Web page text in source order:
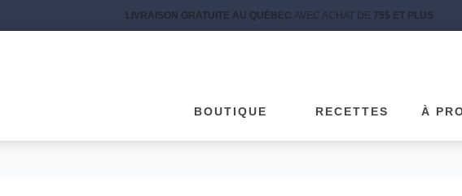
LIVRAISON GRATUITE AU QUÉBEC AVEC ACHAT DE 75$ ET PLUS
BOUTIQUE RECETTES À